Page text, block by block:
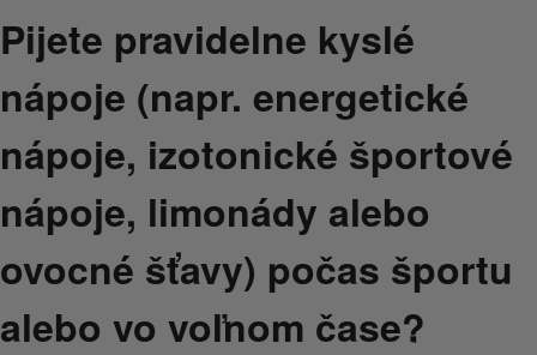
Pijete pravidelne kyslé
nápoje (napr. energetické
nápoje, izotonické športové
nápoje, limonády alebo
ovocné šťavy) počas športu
alebo vo voľnom čase?